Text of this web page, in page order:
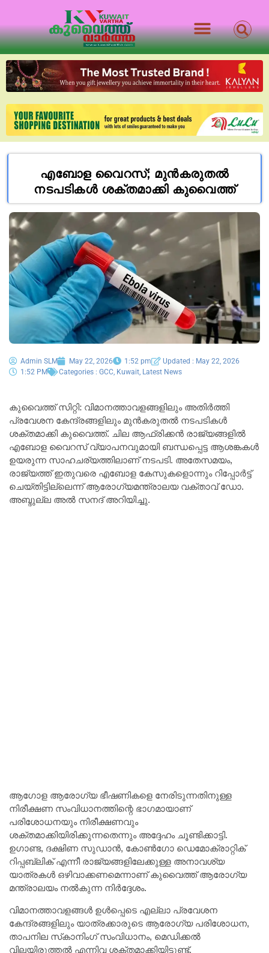
എബോള വൈറസ്; മുൻകരുതൽ
നടപടികൾ ശക്തമാക്കി കുവൈത്ത്
Admin SLM May 22, 2026 1:52 pm
Updated : May 22, 2026
1:52 PM
Categories : GCC Kuwait Latest News
കുവൈത്ത് സിറ്റി: വിമാനത്താവളങ്ങളിലും അതിർത്തി
പ്രവേശന കേന്ദ്രങ്ങളിലും മുൻകരുതൽ നടപടികൾ
ശക്തമാക്കി കുവൈത്ത്. ചില ആഫ്രിക്കൻ രാജ്യങ്ങളിൽ
എബോള വൈറസ് വ്യാപനവുമായി ബന്ധപ്പെട്ട ആശങ്കകൾ
ഉയരുന്ന സാഹചര്യത്തിലാണ് നടപടി. അതേസമയം,
രാജ്യത്ത് ഇതുവരെ എബോള കേസുകളൊന്നും റിപ്പോർട്ട്
ചെയ്തിട്ടില്ലെന്ന് ആരോഗ്യമന്ത്രാലയ വക്താവ് ഡോ.
അബ്ദുല്ല അൽ സനദ് അറിയിച്ചു.
ആഗോള ആരോഗ്യ ഭീഷണികളെ നേരിടുന്നതിനുള്ള
നിരീക്ഷണ സംവിധാനത്തിന്റെ ഭാഗമായാണ്
പരിശോധനയും നിരീക്ഷണവും
ശക്തമാക്കിയിരിക്കുന്നതെന്നും അദ്ദേഹം ചൂണ്ടിക്കാട്ടി.
ഉഗാണ്ട, ദക്ഷിണ സുഡാൻ, കോൺഗോ ഡെമോക്രാറ്റിക്
റിപ്പബ്ലിക് എന്നീ രാജ്യങ്ങളിലേക്കുള്ള അനാവശ്യ
യാത്രകൾ ഒഴിവാക്കണമെന്നാണ് കുവൈത്ത് ആരോഗ്യ
മന്ത്രാലയം നൽകുന്ന നിർദ്ദേശം.
വിമാനത്താവളങ്ങൾ ഉൾപ്പെടെ എല്ലാ പ്രവേശന
കേന്ദ്രങ്ങളിലും യാത്രക്കാരുടെ ആരോഗ്യ പരിശോധന,
താപനില സ്‌കാനിംഗ് സംവിധാനം, മെഡിക്കൽ